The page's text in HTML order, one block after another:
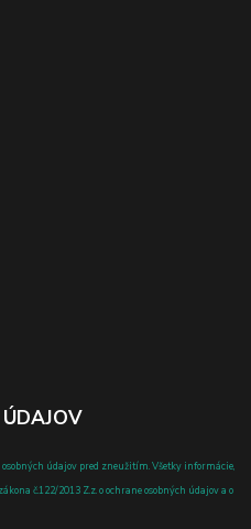
údajov pred zneužitím. Všetky informácie,
č.122/2013 Z.z. o ochrane osobných údajov a o